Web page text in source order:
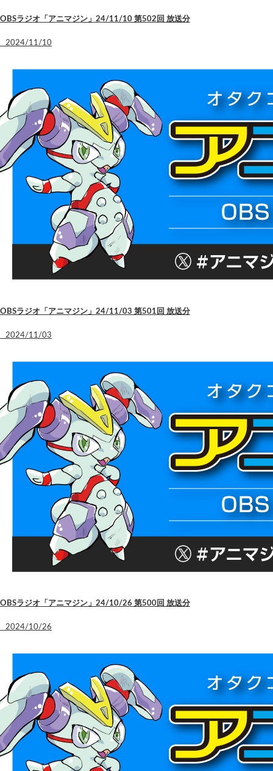
OBSラジオ「アニマジン」24/11/10 第502回 放送分
2024/11/10
OBSラジオ「アニマジン」24/11/03 第501回 放送分
2024/11/03
OBSラジオ「アニマジン」24/10/26 第500回 放送分
2024/10/26